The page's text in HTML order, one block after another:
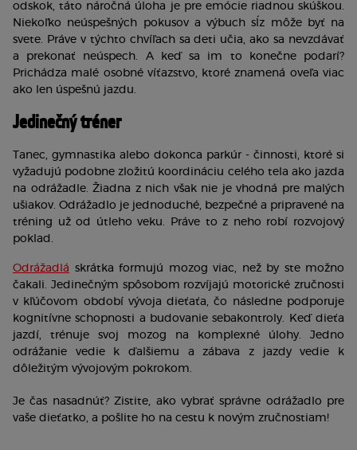
odskok, táto náročná úloha je pre emócie riadnou skúškou.
Niekoľko neúspešných pokusov a výbuch sĺz môže byť na
svete. Práve v týchto chvíľach sa deti učia, ako sa nevzdávať
a prekonať neúspech. A keď sa im to konečne podarí?
Prichádza malé osobné víťazstvo, ktoré znamená oveľa viac
ako len úspešnú jazdu.
Jedinečný tréner
Tanec, gymnastika alebo dokonca parkúr - činnosti, ktoré si
vyžadujú podobne zložitú koordináciu celého tela ako jazda
na odrážadle. Žiadna z nich však nie je vhodná pre malých
ušiakov. Odrážadlo je jednoduché, bezpečné a pripravené na
tréning už od útleho veku. Práve to z neho robí rozvojový
poklad.
Odrážadlá skrátka formujú mozog viac, než by ste možno
čakali. Jedinečným spôsobom rozvíjajú motorické zručnosti
v kľúčovom období vývoja dieťaťa, čo následne podporuje
kognitívne schopnosti a budovanie sebakontroly. Keď dieťa
jazdí, trénuje svoj mozog na komplexné úlohy. Jedno
odrážanie vedie k ďalšiemu a zábava z jazdy vedie k
dôležitým vývojovým pokrokom.
Je čas nasadnúť? Zistite, ako vybrať správne odrážadlo pre
vaše dieťatko, a pošlite ho na cestu k novým zručnostiam!